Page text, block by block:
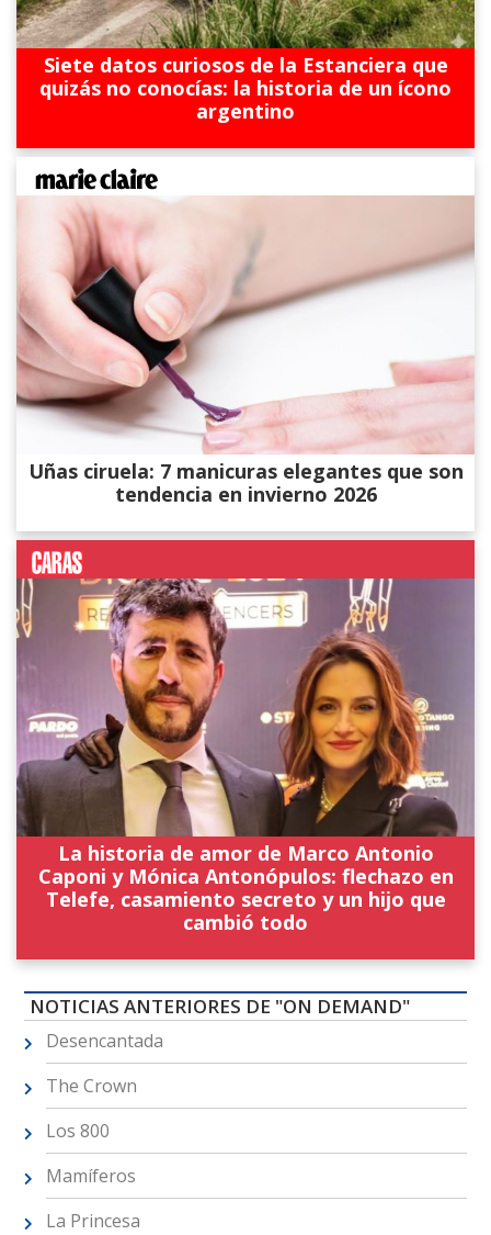
Siete datos curiosos de la Estanciera que
quizás no conocías: la historia de un ícono
argentino
Uñas ciruela: 7 manicuras elegantes que son
tendencia en invierno 2026
La historia de amor de Marco Antonio
Caponi y Mónica Antonópulos: flechazo en
Telefe, casamiento secreto y un hijo que
cambió todo
NOTICIAS ANTERIORES DE "ON DEMAND"
Desencantada
The Crown
Los 800
Mamíferos
La Princesa